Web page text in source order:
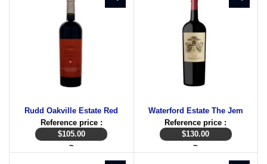
Rudd Oakville Estate Red
Reference price :
$105.00
~
Waterford Estate The Jem
Reference price :
$130.00
~